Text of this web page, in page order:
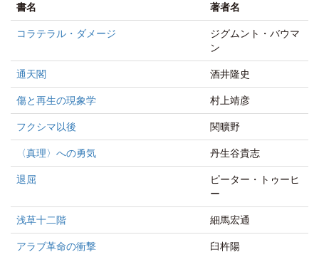
書名 著者名
コラテラル・ダメージ
ジグムント・バウマ
ン
通天閣 酒井隆史
傷と再生の現象学 村上靖彦
フクシマ以後 関曠野
〈真理〉への勇気 丹生谷貴志
退屈
ピーター・トゥーヒ
ー
浅草十二階 細馬宏通
アラブ革命の衝撃 臼杵陽